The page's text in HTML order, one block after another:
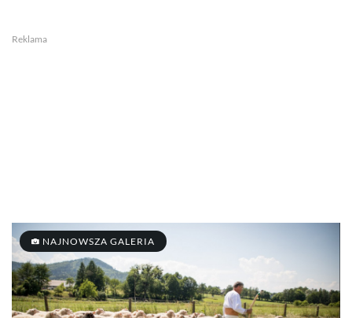
Reklama
NAJNOWSZA GALERIA